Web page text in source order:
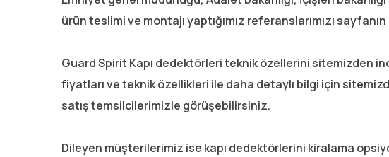
ürün teslimi ve montajı yaptığımız referanslarımızı
Guard Spirit Kapı dedektörleri teknik özellerini sitemizden
fiyatları ve teknik özellikleri ile daha detaylı bilgi için
satış temsilcilerimizle görüşebilirsiniz.
Dileyen müşterilerimiz ise kapı dedektörlerini kiralama